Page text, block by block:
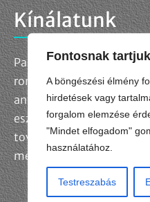
Fontosnak
A böngészési élmény
hirdetések vagy
forgalom elemzése
"Mindet elfogadom"
használatához.
Testreszabás
Kínálatunk
Palettánkon megtalálja a
roncsolásmentes
anyagvizsgálatok
eszközeit és
továbbá egyedi műszaki
megoldásokat is